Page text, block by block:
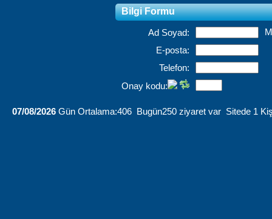
Bilgi Formu
Ad Soyad:
E-posta:
Telefon:
Onay kodu:
07/08/2026 Gün Ortalama:406 Bugün250 ziyaret var Sitede 1